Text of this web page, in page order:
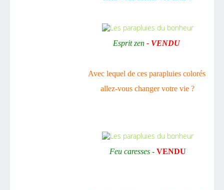
Esprit zen- VENDU
Avec lequel de ces parapluies colorés
allez-vous changer votre vie ?
Feu caresses - VENDU